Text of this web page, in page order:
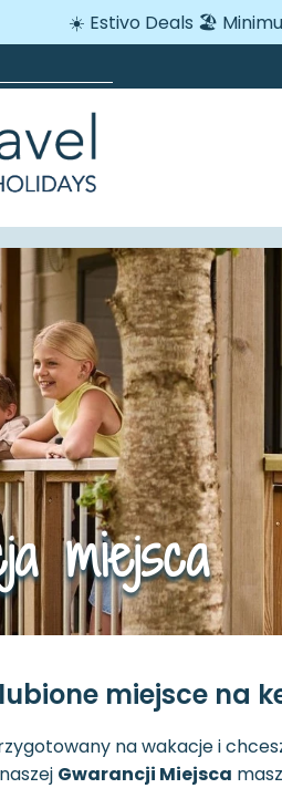
☀️ Estivo Deals 🏖️
miejsca
miejsce na
na wakacje i
Gwarancji Miejsca